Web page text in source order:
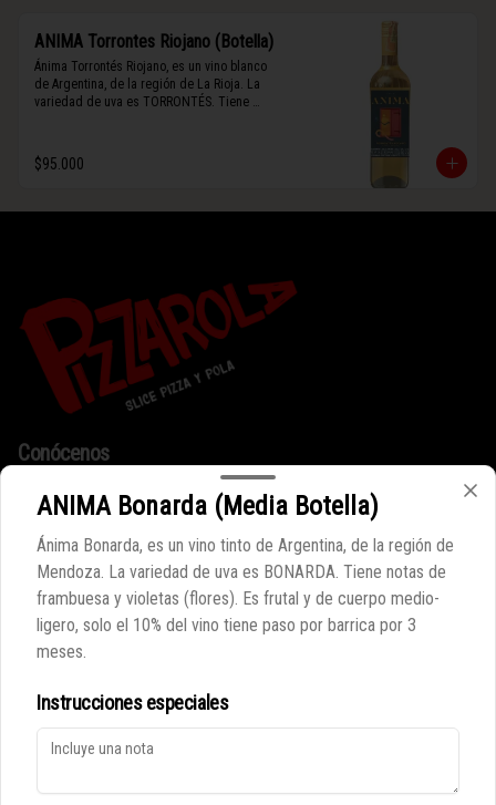
ANIMA Torrontes Riojano (Botella)
Ánima Torrontés Riojano, es un vino blanco
de Argentina, de la región de La Rioja. La
variedad de uva es TORRONTÉS. Tiene
$95.000
Conócenos
Despacho
Términos y condiciones
Política de privacidad
Redes sociales
Instagram
Mi cuenta
Iniciar sesión
ANIMA Bonarda (Media Botella)
Ánima Bonarda, es un vino tinto de Argentina, de la región de
Mendoza. La variedad de uva es BONARDA. Tiene notas de
frambuesa y violetas (flores). Es frutal y de cuerpo medio-
ligero, solo el 10% del vino tiene paso por barrica por 3
meses.
Instrucciones especiales